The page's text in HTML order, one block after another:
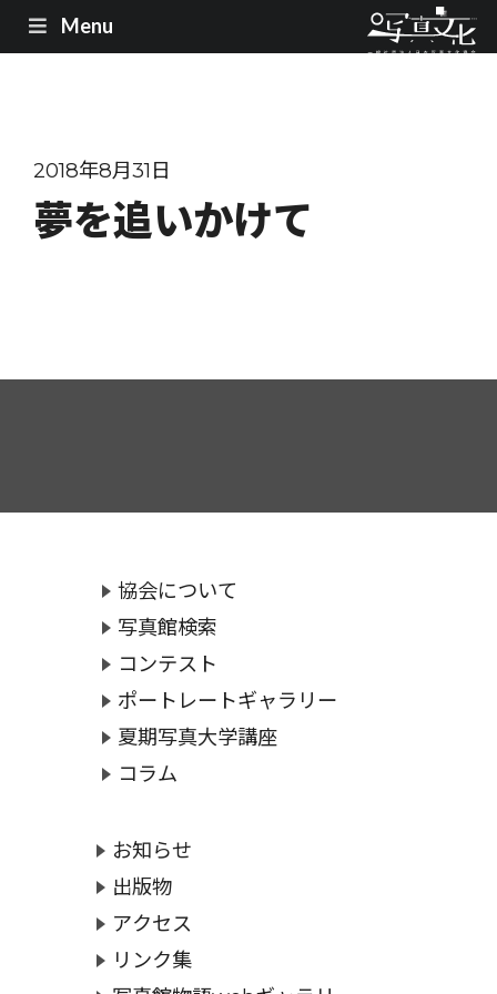
Menu
2018年8月31日
夢を追いかけて
協会について
写真館検索
コンテスト
ポートレートギャラリー
夏期写真大学講座
コラム
お知らせ
出版物
アクセス
リンク集